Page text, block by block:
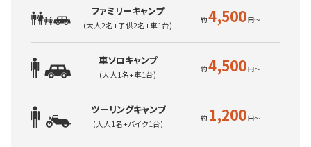
ファミリーキャンプ
(大人2名+子供2名+車1台) 4,500
車ソロキャンプ
(大人1名+車1台) 4,500
ツーリングキャンプ
(大人1名+バイク1台) 1,200